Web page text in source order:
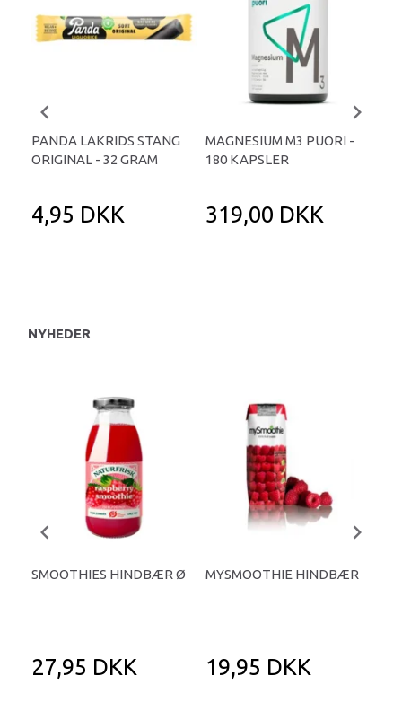
PANDA LAKRIDS STANG
ORIGINAL - 32 GRAM
4,95 DKK
MAGNESIUM M3 PUORI -
180 KAPSLER
319,00 DKK
NYHEDER
SMOOTHIES HINDBÆR Ø
27,95 DKK
MYSMOOTHIE HINDBÆR
19,95 DKK